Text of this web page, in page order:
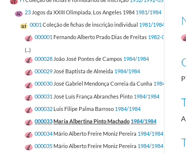
23 Jogos da XXIII Olimpíada, Los Angeles 1984 1981/1984
0001 Coleção de fichas de inscrição individual 1981/1984
000001 Fernando Alberto Prado Dias de Freitas 1982-05-12/
(...)
000028 João José Pontes de Campos 1984/1984
000029 José Baptista de Almeida 1984/1984
000030 José Gabriel Mendonça Correia da Cunha 1984/1984
000031 José Luís França Abranches Pinto 1984/1984
000032 Luis Filipe Palma Barroso 1984/1984
000033Maria Albertina Pinto Machado 1984/1984
000034 Mário Alberto Freire Moniz Pereira 1984/1984
000035 Mário Alberto Freire Moniz Pereira 1984/1984